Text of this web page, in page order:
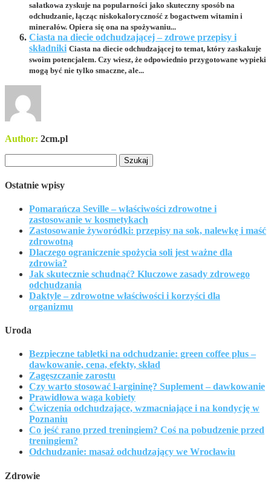
sałatkowa zyskuje na popularności jako skuteczny sposób na
odchudzanie, łącząc niskokaloryczność z bogactwem witamin i
minerałów. Opiera się ona na spożywaniu...
Ciasta na diecie odchudzającej – zdrowe przepisy i
składniki Ciasta na diecie odchudzającej to temat, który zaskakuje
swoim potencjałem. Czy wiesz, że odpowiednio przygotowane wypieki
mogą być nie tylko smaczne, ale...
Author: 2cm.pl
Ostatnie wpisy
Pomarańcza Seville – właściwości zdrowotne i
zastosowanie w kosmetykach
Zastosowanie żyworódki: przepisy na sok, nalewkę i maść
zdrowotną
Dlaczego ograniczenie spożycia soli jest ważne dla
zdrowia?
Jak skutecznie schudnąć? Kluczowe zasady zdrowego
odchudzania
Daktyle – zdrowotne właściwości i korzyści dla
organizmu
Uroda
Bezpieczne tabletki na odchudzanie: green coffee plus –
dawkowanie, cena, efekty, skład
Zagęszczanie zarostu
Czy warto stosować l-argininę? Suplement – dawkowanie
Prawidłowa waga kobiety
Ćwiczenia odchudzające, wzmacniające i na kondycję w
Poznaniu
Co jeść rano przed treningiem? Coś na pobudzenie przed
treningiem?
Odchudzanie: masaż odchudzający we Wrocławiu
Zdrowie